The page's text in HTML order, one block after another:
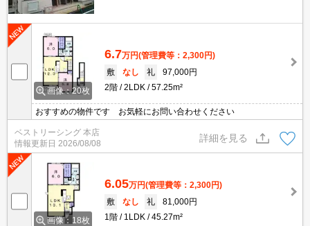
画像：20枚
6.7万円(管理費等：2,300円)
敷
なし 礼
97,000円
2階
2LDK 57.25m²
おすすめの物件です お気軽にお問い合わせください
ベストリーシング 本店
情報更新日 2026/08/08
詳細を見る
画像：18枚
6.05万円(管理費等：2,300円)
敷
なし 礼
81,000円
1階
1LDK 45.27m²